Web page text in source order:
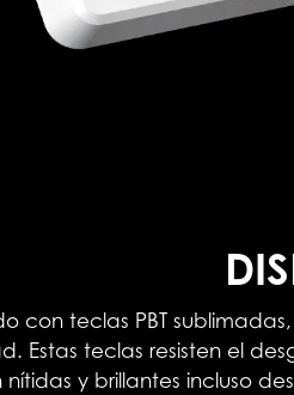
con teclas PBT
Estas teclas resisten el
y brillantes incluso